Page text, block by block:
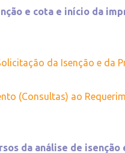
e cota e início da
da Isenção e da
(Consultas) ao
da análise de isenção